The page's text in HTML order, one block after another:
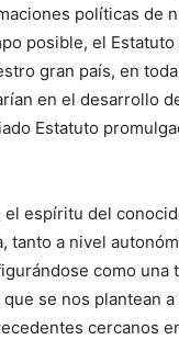
políticas de
posible, el
gran país, en
en el desarrollo
Estatuto
espíritu del
tanto a nivel
como
se nos plantean
cercanos